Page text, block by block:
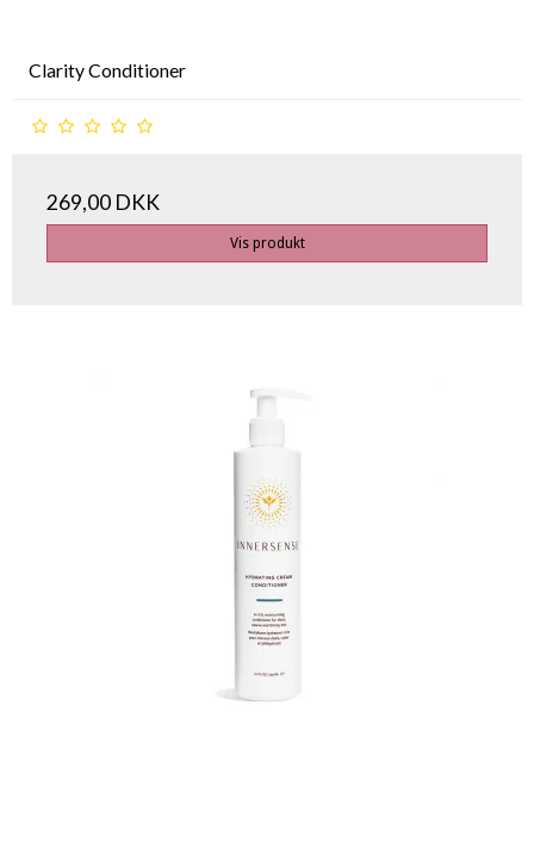
Clarity Conditioner
269,00 DKK
Vis produkt